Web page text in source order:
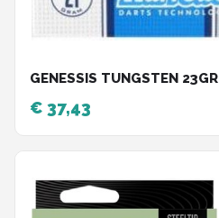
GENESSIS TUNGSTEN 23GR
€ 37,43